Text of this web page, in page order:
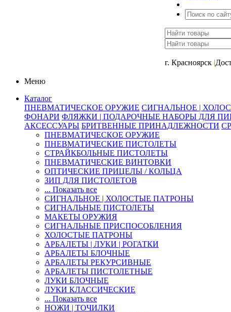
г. Красноярск |
Меню
Каталог
ПНЕВМАТИЧЕСКОЕ ОРУЖИЕ СИГНАЛЬНОЕ |
ФОНАРИ ФЛЯЖКИ | ПОДАРОЧНЫЕ НАБОРЫ ДЛЯ
АКСЕССУАРЫ БРИТВЕННЫЕ ПРИНАДЛЕЖНОСТИ
ПНЕВМАТИЧЕСКОЕ ОРУЖИЕ
ПНЕВМАТИЧЕСКИЕ ПИСТОЛЕТЫ
СТРАЙКБОЛЬНЫЕ ПИСТОЛЕТЫ
ПНЕВМАТИЧЕСКИЕ ВИНТОВКИ
ОПТИЧЕСКИЕ ПРИЦЕЛЫ / КОЛЬЦА
ЗИП ДЛЯ ПИСТОЛЕТОВ
... Показать все
СИГНАЛЬНОЕ | ХОЛОСТЫЕ ПАТРОНЫ
СИГНАЛЬНЫЕ ПИСТОЛЕТЫ
МАКЕТЫ ОРУЖИЯ
СИГНАЛЬНЫЕ ПРИСПОСОБЛЕНИЯ
ХОЛОСТЫЕ ПАТРОНЫ
АРБАЛЕТЫ | ЛУКИ | РОГАТКИ
АРБАЛЕТЫ БЛОЧНЫЕ
АРБАЛЕТЫ РЕКУРСИВНЫЕ
АРБАЛЕТЫ ПИСТОЛЕТНЫЕ
ЛУКИ БЛОЧНЫЕ
ЛУКИ КЛАССИЧЕСКИЕ
... Показать все
НОЖИ | ТОЧИЛКИ